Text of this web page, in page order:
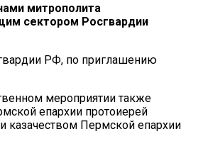
митрополита
сектором Росгвардии
РФ, по приглашению
мероприятии также
епархии протоиерей
казачеством Пермской епархии